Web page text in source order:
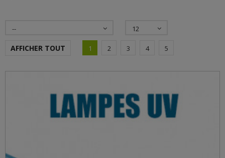
-- 12
AFFICHER TOUT 1 2 3 4 5